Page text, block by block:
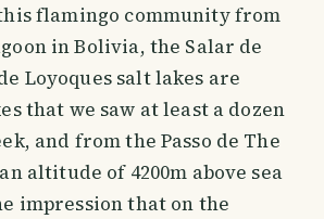
flamingo community from
in Bolivia, the Salar de
Loyoques salt lakes are
that we saw at least a dozen
and from the Passo de The
altitude of 4200m above sea
impression that on the